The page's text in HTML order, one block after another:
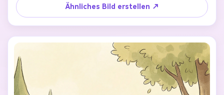
und einen warmen, fröhlichen Gesichtsausdruck. Der
Hintergrund leuchtet mit einem sanften Zauberlicht des
Waldes und erzeugt eine gesunde, glückliche und warme
Atmosphäre – das perfekte Profilbild für soziale Medien.
Die Details sind reichhaltig, Pose und Körpersprache
passen perfekt zum Referenzbild, inkl. Armhaltung,
Kopfneigung, Beinposition und Gesichtsausdruck. Als
Winnie Puuh selbst: runder, molliger, gelber Bär mit
kleinem roten Shirt, Honigtopf haltend, ruhiges,
Ähnliches Bild erstellen ↗